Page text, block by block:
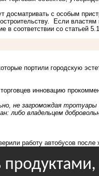
досматривать с особым
Если
в соответствии со статьей
портили городскую
инновацию
не загромождая
либо владельцем
работу автобусов